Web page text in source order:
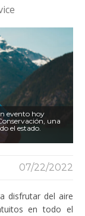
evento hoy
una
el estado.
07/22/2022
disfrutar del aire
en todo el